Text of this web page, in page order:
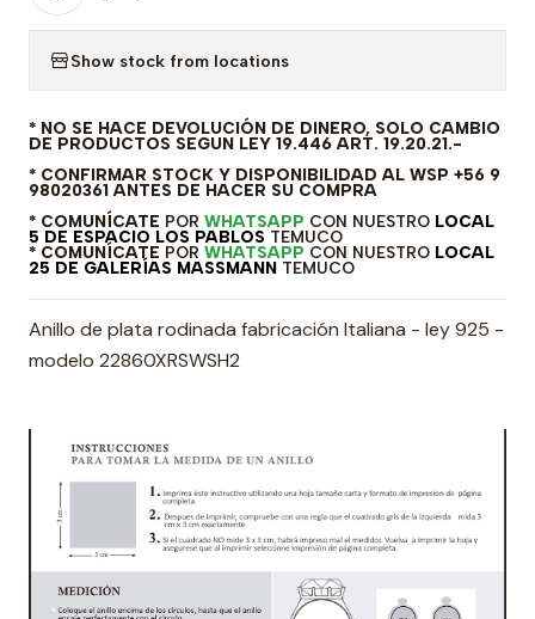
Show stock from locations
* NO SE HACE DEVOLUCIÓN DE DINERO, SOLO CAMBIO
DE PRODUCTOS SEGUN LEY 19.446 ART. 19.20.21.-
* CONFIRMAR STOCK Y DISPONIBILIDAD AL WSP +56 9
98020361 ANTES DE HACER SU COMPRA
* COMUNÍCATE POR WHATSAPP CON NUESTRO LOCAL
5 DE ESPACIO LOS PABLOS TEMUCO
* COMUNÍCATE POR WHATSAPP CON NUESTRO LOCAL
25 DE GALERÍAS MASSMANN TEMUCO
Anillo de plata rodinada fabricación Italiana - ley 925 -
modelo 22860XRSWSH2